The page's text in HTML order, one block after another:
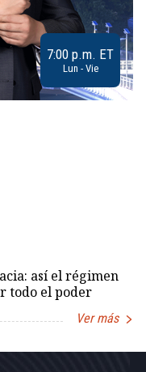
7:00 p.m. ET
Lun - Vie
así el régimen
todo el poder
Ver más